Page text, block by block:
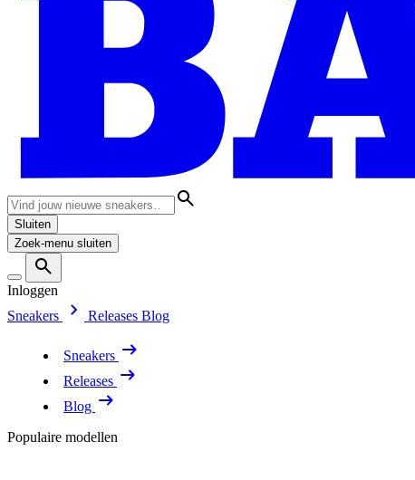
Sluiten
Zoek-menu sluiten
Inloggen
Sneakers
Releases Blog
Sneakers
Releases
Blog
Populaire modellen